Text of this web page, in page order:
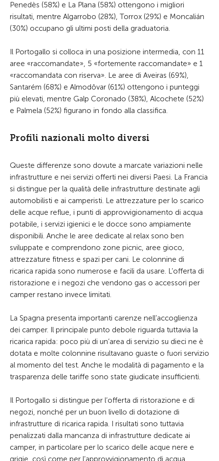
Penedès (58%) e La Plana (58%) ottengono i migliori
risultati, mentre Algarrobo (28%), Torrox (29%) e Moncalián
(30%) occupano gli ultimi posti della graduatoria.
Il Portogallo si colloca in una posizione intermedia, con 11
aree «raccomandate», 5 «fortemente raccomandate» e 1
«raccomandata con riserva». Le aree di Aveiras (69%),
Santarém (68%) e Almodôvar (61%) ottengono i punteggi
più elevati, mentre Galp Coronado (38%), Alcochete (52%)
e Palmela (52%) figurano in fondo alla classifica.
Profili nazionali molto diversi
Queste differenze sono dovute a marcate variazioni nelle
infrastrutture e nei servizi offerti nei diversi Paesi. La Francia
si distingue per la qualità delle infrastrutture destinate agli
automobilisti e ai camperisti. Le attrezzature per lo scarico
delle acque reflue, i punti di approvvigionamento di acqua
potabile, i servizi igienici e le docce sono ampiamente
disponibili. Anche le aree dedicate al relax sono ben
sviluppate e comprendono zone picnic, aree gioco,
attrezzature fitness e spazi per cani. Le colonnine di
ricarica rapida sono numerose e facili da usare. L’offerta di
ristorazione e i negozi che vendono gas o accessori per
camper restano invece limitati.
La Spagna presenta importanti carenze nell’accoglienza
dei camper. Il principale punto debole riguarda tuttavia la
ricarica rapida: poco più di un’area di servizio su dieci ne è
dotata e molte colonnine risultavano guaste o fuori servizio
al momento del test. Anche le modalità di pagamento e la
trasparenza delle tariffe sono state giudicate insufficienti.
Il Portogallo si distingue per l’offerta di ristorazione e di
negozi, nonché per un buon livello di dotazione di
infrastrutture di ricarica rapida. I risultati sono tuttavia
penalizzati dalla mancanza di infrastrutture dedicate ai
camper, in particolare per lo scarico delle acque nere e
grigie, così come per l’approvvigionamento di acqua